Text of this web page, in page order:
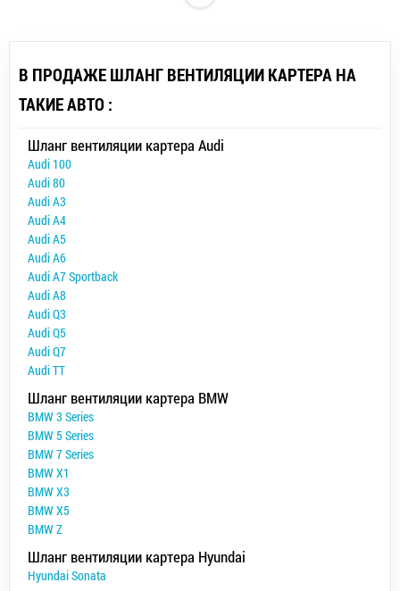
В ПРОДАЖЕ ШЛАНГ ВЕНТИЛЯЦИИ КАРТЕРА НА
ТАКИЕ АВТО :
Шланг вентиляции картера Audi
Audi 100
Audi 80
Audi A3
Audi A4
Audi A5
Audi A6
Audi A7 Sportback
Audi A8
Audi Q3
Audi Q5
Audi Q7
Audi TT
Шланг вентиляции картера BMW
BMW 3 Series
BMW 5 Series
BMW 7 Series
BMW X1
BMW X3
BMW X5
BMW Z
Шланг вентиляции картера Hyundai
Hyundai Sonata